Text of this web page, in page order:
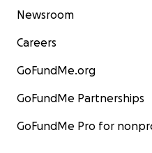
Newsroom
Careers
GoFundMe.org
GoFundMe Partnerships
GoFundMe Pro for